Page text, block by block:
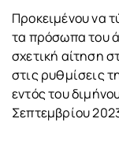
Προκειμένου να
τα πρόσωπα του
σχετική αίτηση
στις ρυθμίσεις
εντός του
Σεπτεμβρίου